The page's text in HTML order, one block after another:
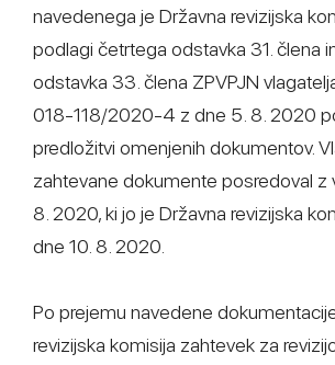
navedenega je Državna revizijska
podlagi četrtega odstavka 31. člena
odstavka 33. člena ZPVPJN
018-118/2020-4 z dne 5. 8. 2020
predložitvi omenjenih dokumentov.
zahtevane dokumente posredoval z
8. 2020, ki jo je Državna revizijska
dne 10. 8. 2020.
Po prejemu navedene
revizijska komisija zahtevek za